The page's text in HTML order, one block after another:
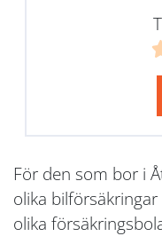
För den som bor i
olika
olika